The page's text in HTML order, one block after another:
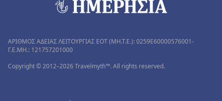
ΑΡΙΘΜΟΣ ΑΔΕΙΑΣ ΛΕΙΤΟΥΡΓΙΑΣ ΕΟΤ (MH.T.E.): 0259Ε60000576001-
Γ.Ε.ΜΗ.: 121757201000
Copyright © 2012–2026 Travelmyth™. All rights reserved.